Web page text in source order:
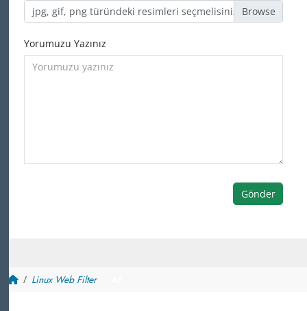
jpg, gif, png türündeki resimleri seçmelisiniz
Yorumuzu Yazınız
Gönder
Linux Web Filter